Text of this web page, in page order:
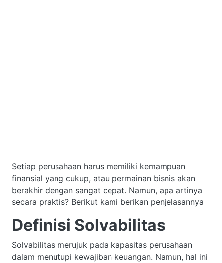
Setiap perusahaan harus memiliki kemampuan
finansial yang cukup, atau permainan bisnis akan
berakhir dengan sangat cepat. Namun, apa artinya
secara praktis? Berikut kami berikan penjelasannya
Definisi Solvabilitas
Solvabilitas merujuk pada kapasitas perusahaan
dalam menutupi kewajiban keuangan. Namun, hal ini